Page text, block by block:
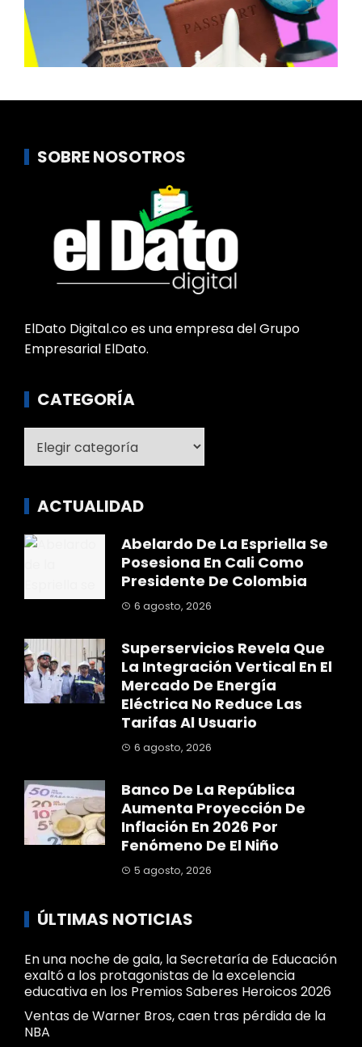
SOBRE NOSOTROS
ElDato Digital.co es una empresa del Grupo
Empresarial ElDato.
CATEGORÍA
ACTUALIDAD
Abelardo De La Espriella Se
Posesiona En Cali Como
Presidente De Colombia
6 agosto, 2026
Superservicios Revela Que
La Integración Vertical En El
Mercado De Energía
Eléctrica No Reduce Las
Tarifas Al Usuario
6 agosto, 2026
Banco De La República
Aumenta Proyección De
Inflación En 2026 Por
Fenómeno De El Niño
5 agosto, 2026
ÚLTIMAS NOTICIAS
En una noche de gala, la Secretaría de Educación
exaltó a los protagonistas de la excelencia
educativa en los Premios Saberes Heroicos 2026
Ventas de Warner Bros, caen tras pérdida de la
NBA